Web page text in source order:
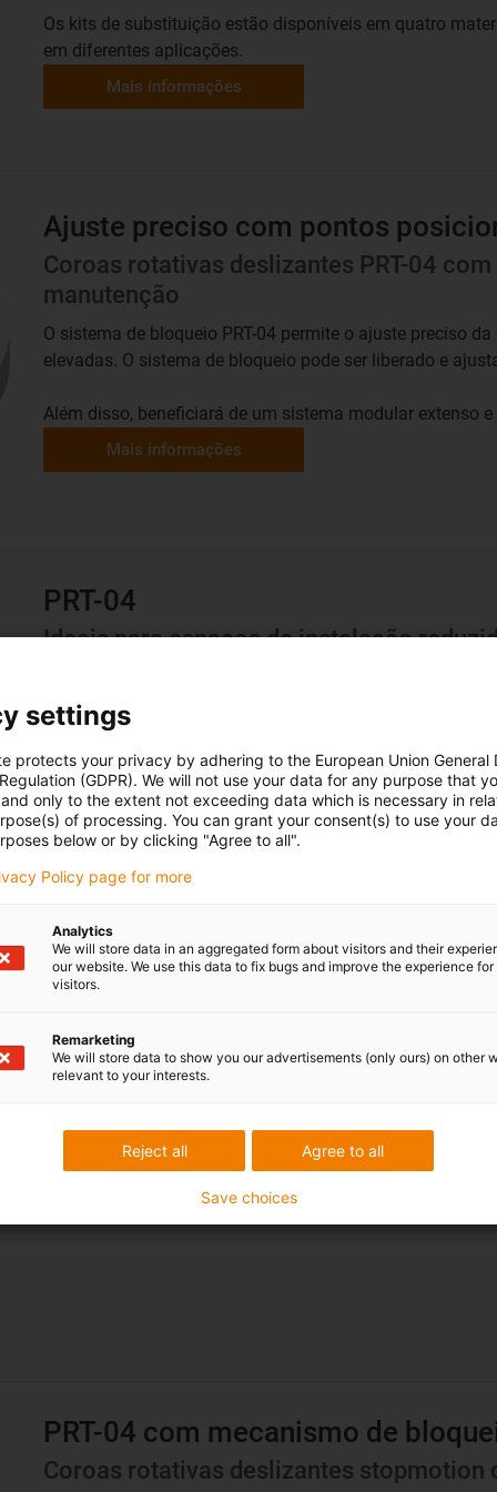
Os kits de substituição estão disponíveis em quatro
em diferentes aplicações.
Mais informações
Ajuste preciso com pontos
Coroas rotativas deslizantes PRT-04
manutenção
O sistema de bloqueio PRT-04 permite o ajuste preciso
elevadas. O sistema de bloqueio pode ser liberado e
Além disso, beneficiará de um sistema modular extenso
Mais informações
PRT-04
Ideais para espaços de instalação
instalação foi também reduzida a metade, dando mais
NOVIDADE: agora também disponível nos tamanhos 20
Mais informações
PRT-04 com coroa exterior
A dentada exterior (ST) está agora também disponível na
Mais informações
PRT-04 com mecanismo de
Coroas rotativas deslizantes
settings
protects your privacy by adhering to the European Union General
(GDPR). We will not use your data for any purpose that
only to the extent not exceeding data which is necessary in
of processing. You can grant your consent(s) to use your
below or by clicking "Agree to all".
Policy page for more
Analytics
We will store data in an aggregated form about visitors and their
our website. We use this data to fix bugs and improve the experience for
visitors.
Remarketing
We will store data to show you our advertisements (only ours) on other
relevant to your interests.
Agree to all
Reject all
Save choices